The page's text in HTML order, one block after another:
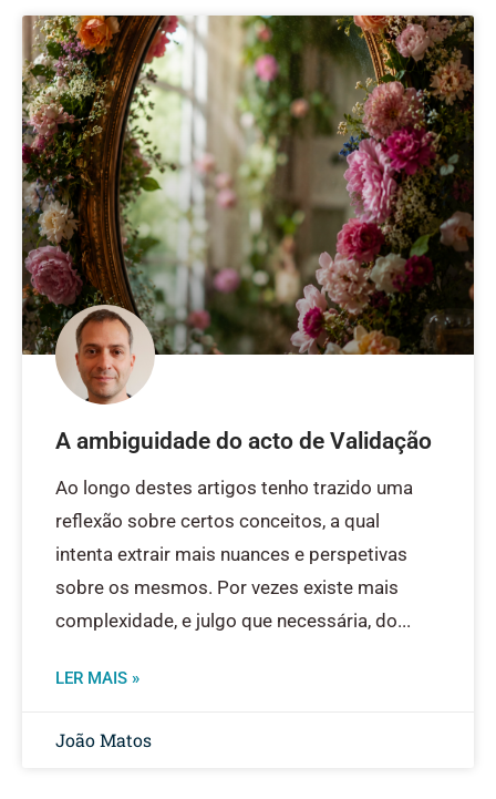
A ambiguidade do acto de Validação
Ao longo destes artigos tenho trazido uma
reflexão sobre certos conceitos, a qual
intenta extrair mais nuances e perspetivas
sobre os mesmos. Por vezes existe mais
complexidade, e julgo que necessária, do
LER MAIS »
João Matos